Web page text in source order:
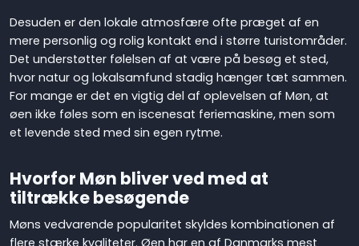
Desuden er den lokale atmosfære ofte præget af en
mere personlig og rolig kontakt end i større turistområder.
Det understøtter følelsen af at være på besøg et sted,
hvor natur og lokalsamfund stadig hænger tæt sammen.
For mange er det en vigtig del af oplevelsen af Møn, at
øen ikke føles som en iscenesat feriemaskine, men som
et levende sted med sin egen rytme.
Hvorfor Møn bliver ved med at
tiltrække besøgende
Møns vedvarende popularitet skyldes kombinationen af
flere stærke kvaliteter. Øen har en af Danmarks mest